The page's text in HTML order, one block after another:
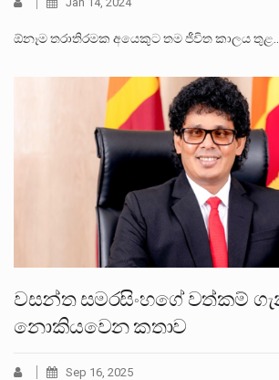
ඕනෑම තරාතිරමක අයෙකුට තම ජීවිත කාලය තුළ…
වසන්ත සමරසිංහගේ වත්කම්
නොකියවෙන කතාව
Sep 16, 2025